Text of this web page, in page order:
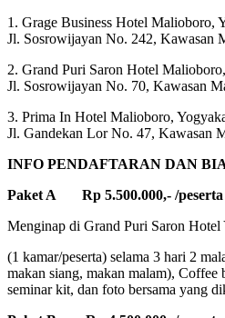
1. Grage Business Hotel Malioboro,
Jl. Sosrowijayan No. 242, Kawasan
2. Grand Puri Saron Hotel
Jl. Sosrowijayan No. 70, Kawasan
3. Prima In Hotel Malioboro,
Jl. Gandekan Lor No. 47, Kawasan
INFO PENDAFTARAN DAN
Paket A Rp 5.500.000,- /peserta
Menginap di Grand Puri Saron Hotel
(1 kamar/peserta) selama 3 hari 2
makan siang, makan malam), Coffee
seminar kit, dan foto bersama yang